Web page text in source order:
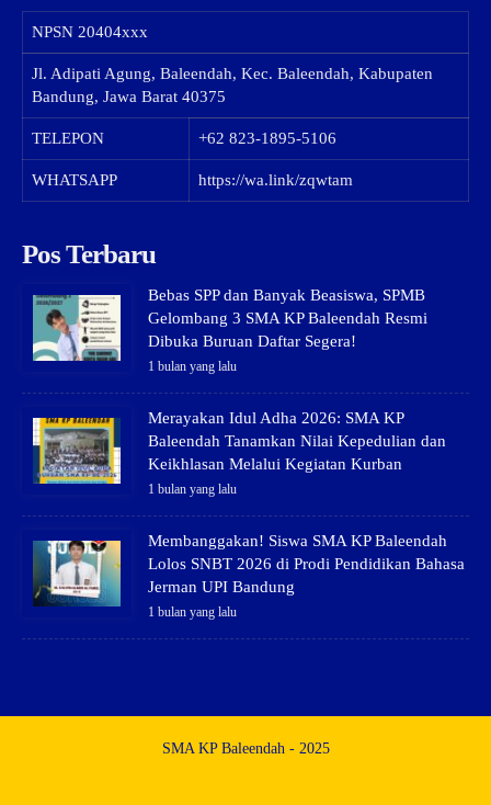
NPSN 20404xxx
Jl. Adipati Agung, Baleendah, Kec. Baleendah, Kabupaten
Bandung, Jawa Barat 40375
TELEPON +62 823-1895-5106
WHATSAPP https://wa.link/zqwtam
Pos Terbaru
Bebas SPP dan Banyak Beasiswa, SPMB
Gelombang 3 SMA KP Baleendah Resmi
Dibuka Buruan Daftar Segera!
1 bulan yang lalu
Merayakan Idul Adha 2026: SMA KP
Baleendah Tanamkan Nilai Kepedulian dan
Keikhlasan Melalui Kegiatan Kurban
1 bulan yang lalu
Membanggakan! Siswa SMA KP Baleendah
Lolos SNBT 2026 di Prodi Pendidikan Bahasa
Jerman UPI Bandung
1 bulan yang lalu
SMA KP Baleendah - 2025